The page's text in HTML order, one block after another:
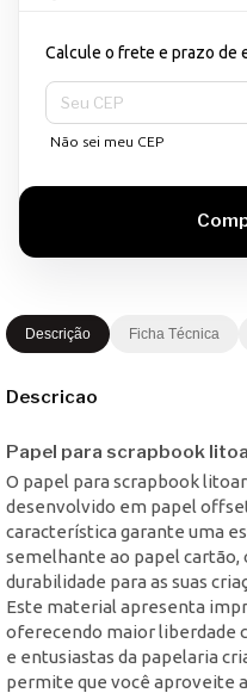
Calcule o frete e prazo de
Entregas para o CEP:
Não sei meu CEP
Descrição Ficha Técnica
Descricao
Papel para scrapbook
O papel para scrapbook
desenvolvido em papel
característica garante uma
semelhante ao papel cartão,
durabilidade para as suas
Este material apresenta
oferecendo maior liberdade
e entusiastas da papelaria
permite que você aproveite